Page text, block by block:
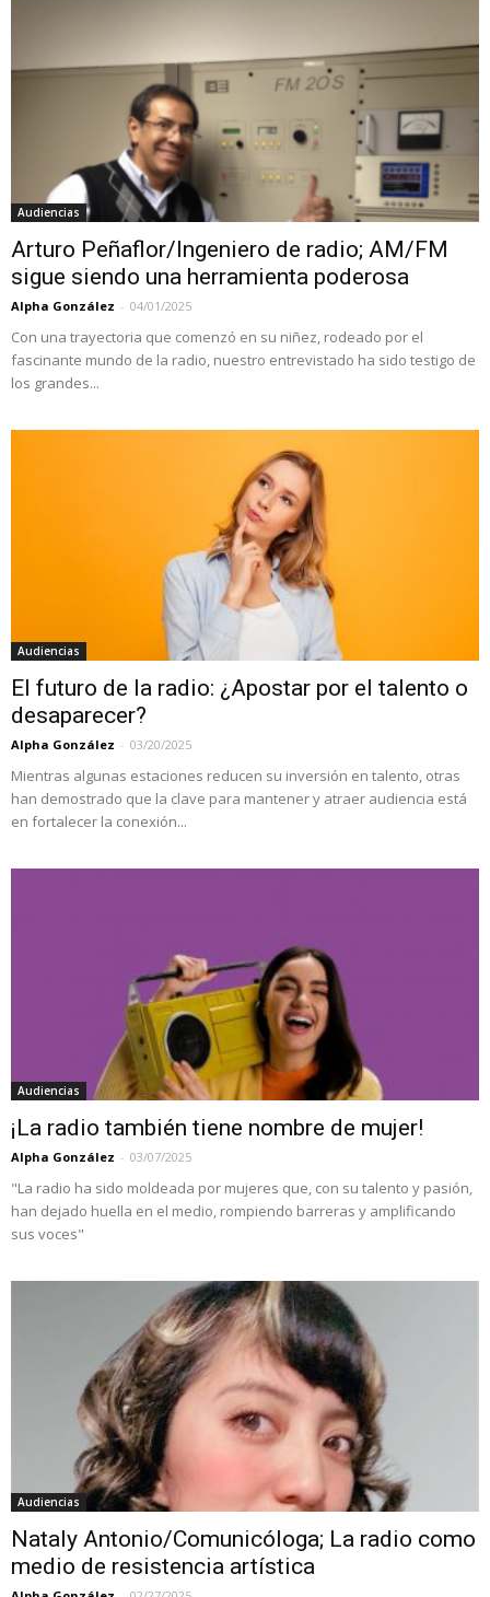
Audiencias
Arturo Peñaflor/Ingeniero de radio; AM/FM
sigue siendo una herramienta poderosa
Alpha González - 04/01/2025
Con una trayectoria que comenzó en su niñez, rodeado por el
fascinante mundo de la radio, nuestro entrevistado ha sido testigo de
los grandes...
Audiencias
El futuro de la radio: ¿Apostar por el talento o
desaparecer?
Alpha González - 03/20/2025
Mientras algunas estaciones reducen su inversión en talento, otras
han demostrado que la clave para mantener y atraer audiencia está
en fortalecer la conexión...
Audiencias
¡La radio también tiene nombre de mujer!
Alpha González - 03/07/2025
"La radio ha sido moldeada por mujeres que, con su talento y pasión,
han dejado huella en el medio, rompiendo barreras y amplificando
sus voces"
Audiencias
Nataly Antonio/Comunicóloga; La radio como
medio de resistencia artística